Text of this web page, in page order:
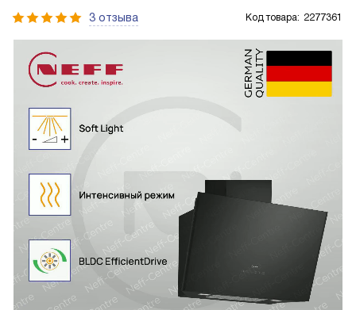
3 отзыва Код товара: 2277361